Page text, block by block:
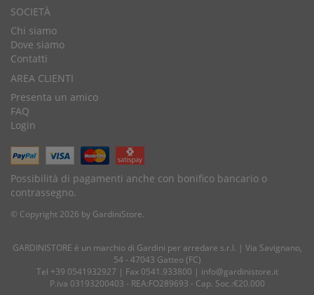
SOCIETÀ
Chi siamo
Dove siamo
Contatti
AREA CLIENTI
Presenta un amico
FAQ
Login
Possibilità di pagamenti anche con bonifico bancario o
contrassegno.
© Copyright 2026 by GardiniStore.
GARDINISTORE è un marchio di Gardini per arredare s.r.l. | Via Savignano,
54 - 47043 Gatteo (FC)
Tel +39 0541932927 | Fax 0541.933800 | info@gardinistore.it
P.iva 03193200403 - REA:FO289693 - Cap. Soc.:€20.000